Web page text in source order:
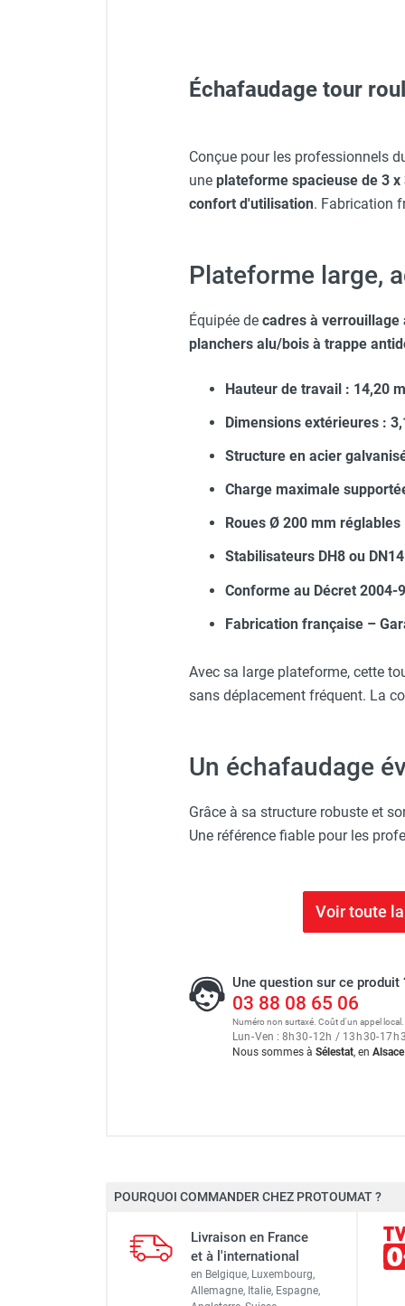
Protecteur d'oreilles avec
Lunettes de protection PRO
Veste de chantier PE10J -
Veste de chantier PE10J -
Casque de protection blanc
Échafaudage tour
Conçue pour les professionnels
une plateforme spacieuse de 3 x
confort d'utilisation. Fabrication
Plateforme large,
Équipée de cadres à verrouillage
planchers alu/bois à trappe
Hauteur de travail : 14,20
Dimensions extérieures :
Structure en acier
Charge maximale
Roues Ø 200 mm
Stabilisateurs DH8 ou
Conforme au Décret 2004-
Fabrication française –
Avec sa large plateforme, cette
sans déplacement fréquent. La
Un échafaudage
Grâce à sa structure robuste et
Une référence fiable pour les
Voir toute
Une question sur ce produit
03 88 08 65 06
Numéro non surtaxé. Coût d'un appel local.
Lun-Ven : 8 h30-12h / 13 h30-17 h
Nous sommes à Sélestat, en Alsace
Charge max au niveau supérieur
Dimensions extérieures
Surface utile du plancher
Échafaudage tour roulante
POURQUOI COMMANDER CHEZ PROTOUMAT ?
Livraison en France
et à l'international
en Belgique, Luxembourg,
Allemagne, Italie, Espagne,